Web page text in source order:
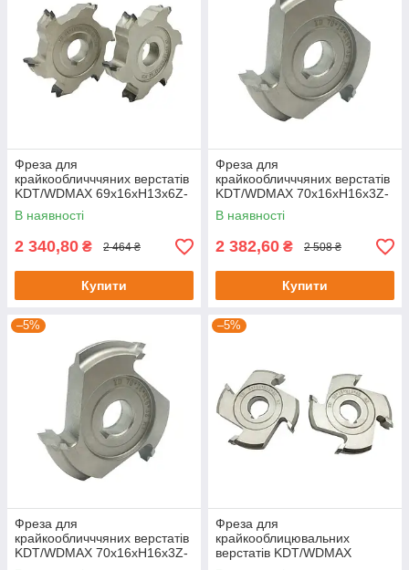
Фреза для
крайкообличччяних верстатів
KDT/WDMAX 69х16хH13х6Z-
R2
В наявності
2 340,80 ₴ 2 464 ₴
Купити
Фреза для
крайкообличччяних верстатів
KDT/WDMAX 70х16хH16х3Z-
R2.5
В наявності
2 382,60 ₴ 2 508 ₴
Купити
–5%
Фреза для
крайкообличччяних верстатів
KDT/WDMAX 70х16хH16х3Z-
–5%
Фреза для
крайкооблицювальних
верстатів KDT/WDMAX